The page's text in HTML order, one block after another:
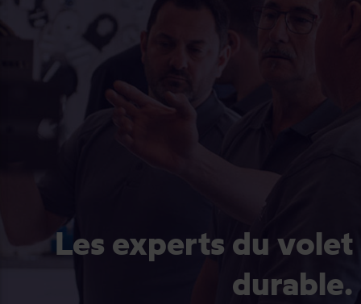
Les experts du volet
durable.